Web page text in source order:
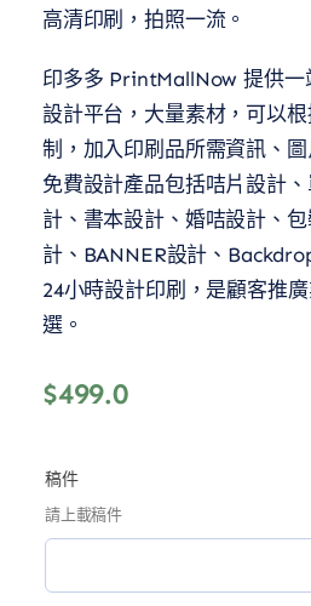
高清印刷，拍照一流。
印多多 PrintMallNow 提供一
設計平台，大量素材，可以
制，加入印刷品所需資訊、
免費設計產品包括咭片設計
計、書本設計、婚咭設計、
計、BANNER設計、
24小時設計印刷，是顧客推
選。
$499.0
稿件
請上載稿件